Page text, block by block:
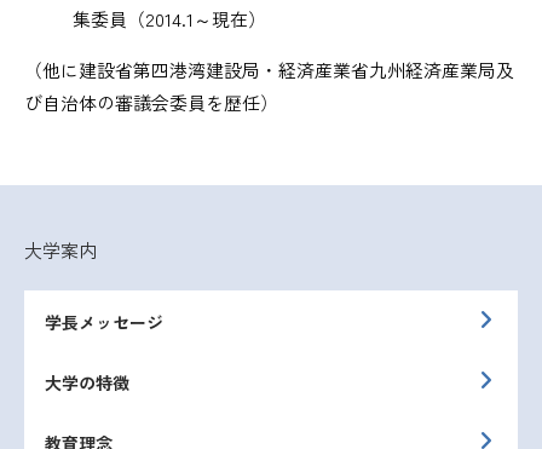
集委員（2014.1～現在）
（他に建設省第四港湾建設局・経済産業省九州経済産業局及
び自治体の審議会委員を歴任）
大学案内
学長メッセージ
大学の特徴
教育理念